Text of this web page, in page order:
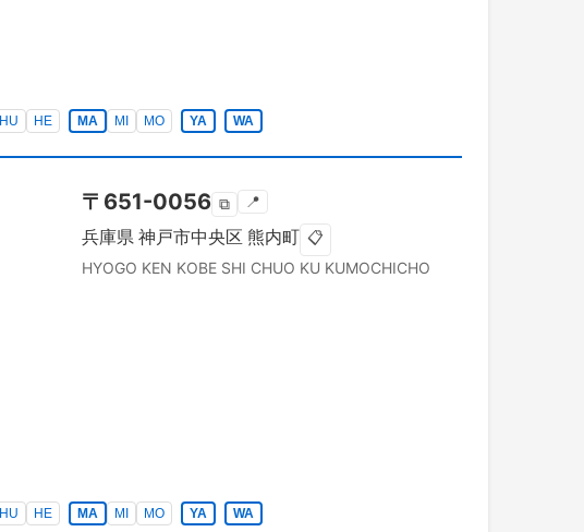
HU HE MA MI MO YA WA
〒 651-0056 ⧉ 📍
兵庫県 神戸市中央区 熊内町 📋
HYOGO KEN KOBE SHI CHUO KU KUMOCHICHO
HU HE MA MI MO YA WA